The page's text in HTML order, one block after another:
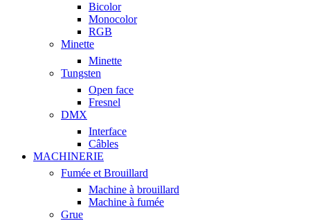
Bicolor
Monocolor
RGB
Minette
Minette
Tungsten
Open face
Fresnel
DMX
Interface
Câbles
MACHINERIE
Fumée et Brouillard
Machine à brouillard
Machine à fumée
Grue